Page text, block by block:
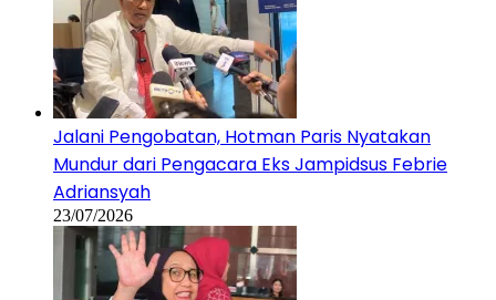
Jalani Pengobatan, Hotman Paris Nyatakan
Mundur dari Pengacara Eks Jampidsus Febrie
Adriansyah
23/07/2026